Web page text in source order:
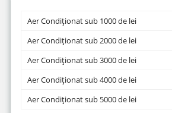
Aer Condiționat sub 1000 de lei
Aer Condiționat sub 2000 de lei
Aer Condiționat sub 3000 de lei
Aer Condiționat sub 4000 de lei
Aer Condiționat sub 5000 de lei